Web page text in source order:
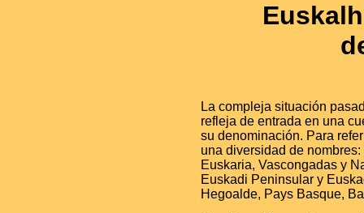
La compleja situación
refleja de entrada en una
su denominación. Para
una diversidad de
Euskaria, Vascongadas y
Euskadi Peninsular y
Hegoalde, Pays Basque,